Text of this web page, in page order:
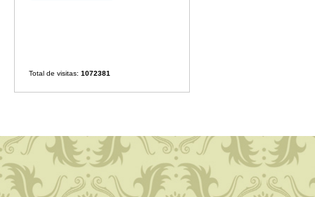
Total de visitas: 1072381